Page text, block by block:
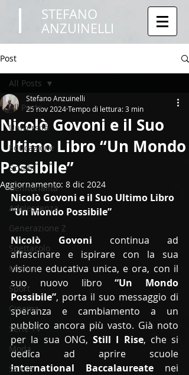
STEFANO
ANZUINELLI
Post
All Posts
Università
Educazione
Scuola
Genitorialità
Adolescenza
Generazione Z
Spettacolo
Musica
Sport
Cinema
Serie TV
Moda
Salute
All Posts
Nicolò Govoni e il Suo
Ultimo Libro “Un Mondo
Possibile”
Stefano Anzuinelli
25 nov 2024Tempo di lettura: 3 min
Aggiornamento: 8 dic 2024
Nicolò Govoni e il Suo Ultimo Libro
“Un Mondo Possibile”
Nicolò Govoni continua ad
affascinare e ispirare con la sua
visione educativa unica, e ora, con il
suo nuovo libro “Un Mondo
Possibile”, porta il suo messaggio di
speranza e cambiamento a un
pubblico ancora più vasto. Già noto
per la sua ONG, Still I Rise, che si
International Baccalaureate nei